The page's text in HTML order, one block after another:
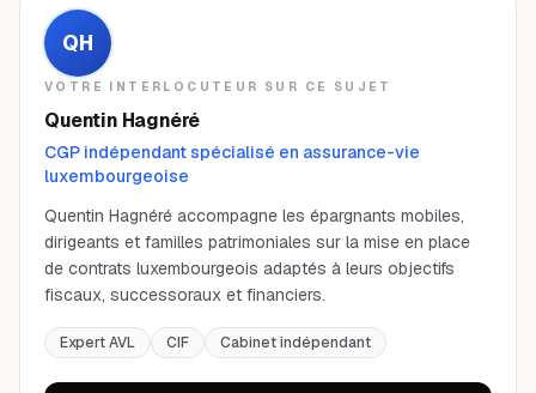
QH
VOTRE INTERLOCUTEUR SUR CE SUJET
Quentin Hagnéré
CGP indépendant spécialisé en assurance-vie
luxembourgeoise
Quentin Hagnéré accompagne les épargnants mobiles,
dirigeants et familles patrimoniales sur la mise en place
de contrats luxembourgeois adaptés à leurs objectifs
fiscaux, successoraux et financiers.
Expert AVL CIF Cabinet indépendant